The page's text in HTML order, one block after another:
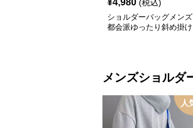
ショルダーバッグメンズ
都会派ゆったり斜め掛け
ショルダー